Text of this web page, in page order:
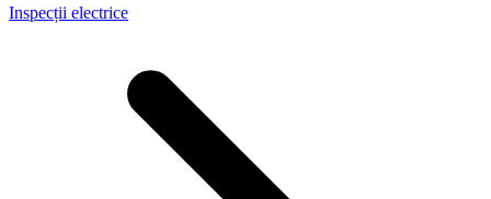
Inspecții electrice